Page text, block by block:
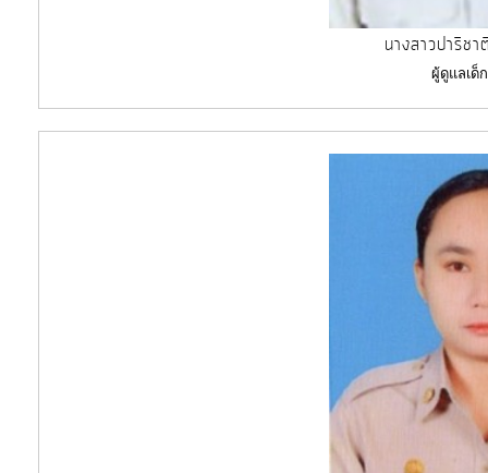
นางสาวปาริช
ผู้ดูแลเด็